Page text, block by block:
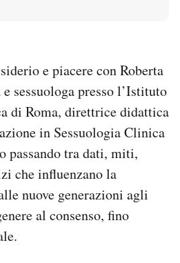
e piacere con Roberta
sessuologa presso l’Istituto
di Roma, direttrice didattica
in Sessuologia Clinica
passando tra dati, miti,
che influenzano la
nuove generazioni agli
al consenso, fino